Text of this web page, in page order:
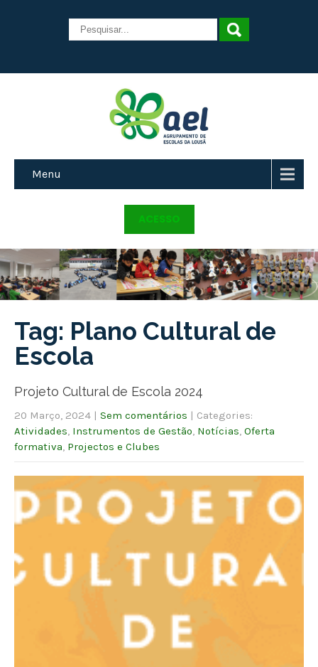
Menu
ACESSO
Tag: Plano Cultural de
Escola
Projeto Cultural de Escola 2024
20 Março, 2024 | Sem comentários | Categories:
Atividades Instrumentos de Gestão Notícias Oferta
formativa Projectos e Clubes